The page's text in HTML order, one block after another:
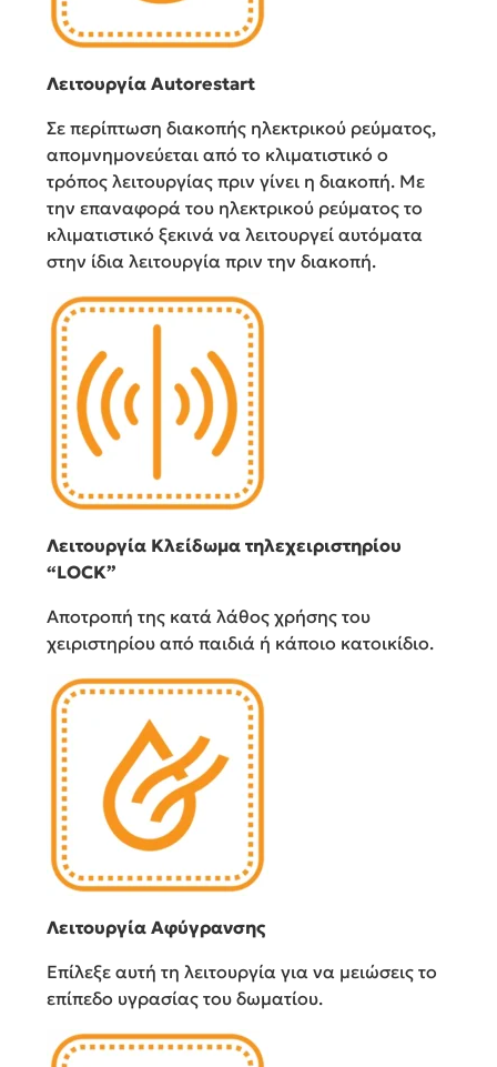
Λειτουργία Autorestart
Σε περίπτωση διακοπής ηλεκτρικού ρεύματος,
απομνημονεύεται από το κλιματιστικό ο
τρόπος λειτουργίας πριν γίνει η διακοπή. Με
την επαναφορά του ηλεκτρικού ρεύματος το
κλιματιστικό ξεκινά να λειτουργεί αυτόματα
στην ίδια λειτουργία πριν την διακοπή.
Λειτουργία Κλείδωμα τηλεχειριστηρίου
“LOCK”
Αποτροπή της κατά λάθος χρήσης του
χειριστηρίου από παιδιά ή κάποιο κατοικίδιο.
Λειτουργία Αφύγρανσης
Επίλεξε αυτή τη λειτουργία για να μειώσεις το
επίπεδο υγρασίας του δωματίου.